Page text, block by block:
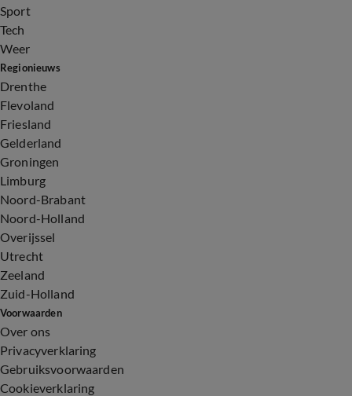
Sport
Tech
Weer
Regionieuws
Drenthe
Flevoland
Friesland
Gelderland
Groningen
Limburg
Noord-Brabant
Noord-Holland
Overijssel
Utrecht
Zeeland
Zuid-Holland
Voorwaarden
Over ons
Privacyverklaring
Gebruiksvoorwaarden
Cookieverklaring